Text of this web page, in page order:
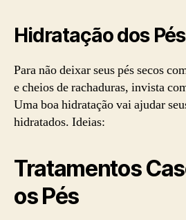
Hidratação dos Pés
Para não deixar seus pés secos
e cheios de rachaduras, invista
Uma boa hidratação vai ajudar
hidratados. Ideias:
Tratamentos
os Pés